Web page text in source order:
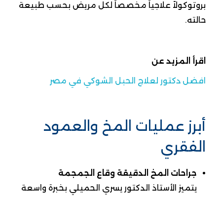
بروتوكولاً علاجياً مخصصاً لكل مريض بحسب طبيعة
حالته.
اقرأ المزيد عن
افضل دكتور لعلاج الحبل الشوكي في مصر
أبرز عمليات المخ والعمود
الفقري
جراحات المخ الدقيقة وقاع الجمجمة
يتميز الأستاذ الدكتور يسري الحميلي بخبرة واسعة